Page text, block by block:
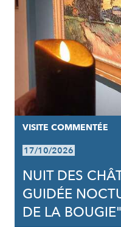
VISITE COMMENTÉE
17/10/2026
NUIT DES
GUIDÉE
DE LA BOUGIE"